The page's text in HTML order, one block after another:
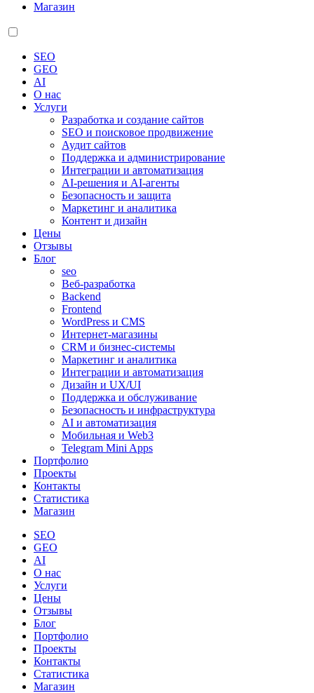
Магазин
SEO
GEO
AI
О нас
Услуги
Разработка и создание сайтов
SEO и поисковое продвижение
Аудит сайтов
Поддержка и администрирование
Интеграции и автоматизация
AI-решения и AI-агенты
Безопасность и защита
Маркетинг и аналитика
Контент и дизайн
Цены
Отзывы
Блог
seo
Веб-разработка
Backend
Frontend
WordPress и CMS
Интернет-магазины
CRM и бизнес-системы
Маркетинг и аналитика
Интеграции и автоматизация
Дизайн и UX/UI
Поддержка и обслуживание
Безопасность и инфраструктура
AI и автоматизация
Мобильная и Web3
Telegram Mini Apps
Портфолио
Проекты
Контакты
Статистика
Магазин
SEO
GEO
AI
О нас
Услуги
Цены
Отзывы
Блог
Портфолио
Проекты
Контакты
Статистика
Магазин